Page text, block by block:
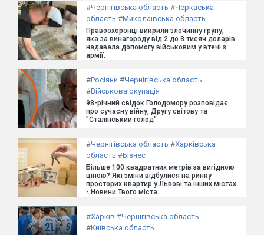
#Чернігівська область #Черкаська
область #Миколаївська область
Правоохоронці викрили злочинну групу,
яка за винагороду від 2 до 8 тисяч доларів
надавала допомогу військовим у втечі з
армії.
#Росіяни #Чернігівська область
#Військова окупація
98-річний свідок Голодомору розповідає
про сучасну війну, Другу світову та
"Сталінський голод"
#Чернігівська область #Харківська
область #Бізнес
Більше 100 квадратних метрів за вигідною
ціною? Які зміни відбулися на ринку
просторих квартир у Львові та інших містах
- Новини Твого міста.
#Харків #Чернігівська область
#Київська область